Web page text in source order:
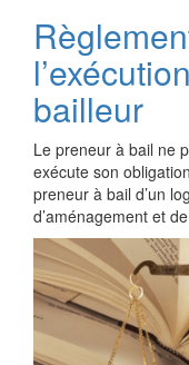
bailleur
Le preneur à bail ne
exécute son
preneur à bail d’un
d’aménagement et